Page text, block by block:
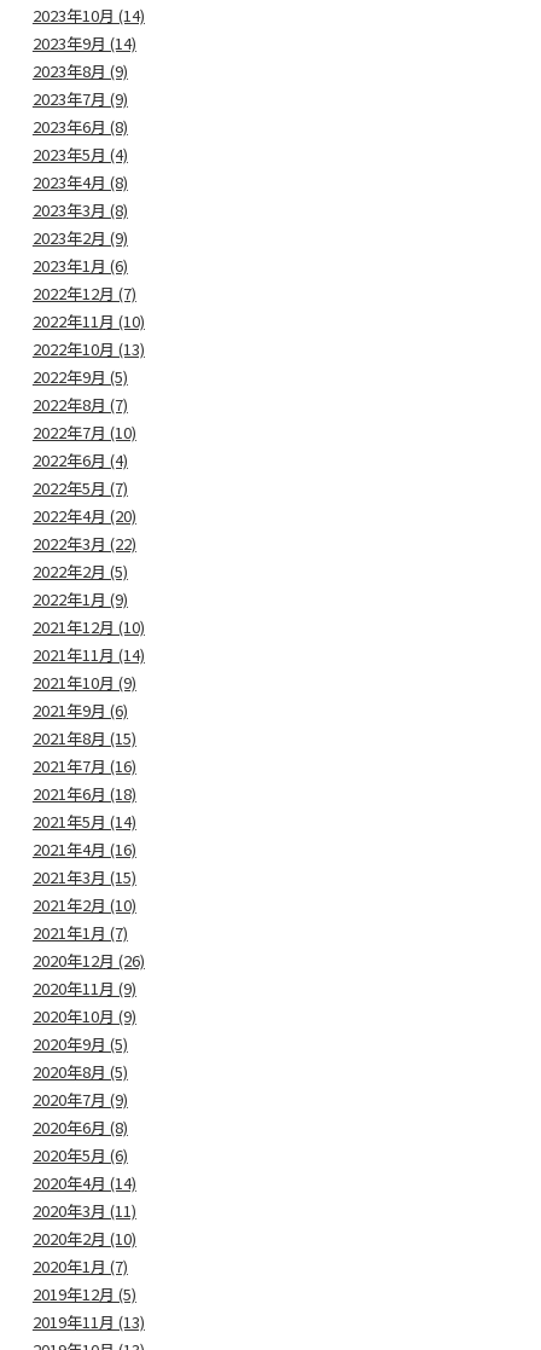
2023年10月 (14)
2023年9月 (14)
2023年8月 (9)
2023年7月 (9)
2023年6月 (8)
2023年5月 (4)
2023年4月 (8)
2023年3月 (8)
2023年2月 (9)
2023年1月 (6)
2022年12月 (7)
2022年11月 (10)
2022年10月 (13)
2022年9月 (5)
2022年8月 (7)
2022年7月 (10)
2022年6月 (4)
2022年5月 (7)
2022年4月 (20)
2022年3月 (22)
2022年2月 (5)
2022年1月 (9)
2021年12月 (10)
2021年11月 (14)
2021年10月 (9)
2021年9月 (6)
2021年8月 (15)
2021年7月 (16)
2021年6月 (18)
2021年5月 (14)
2021年4月 (16)
2021年3月 (15)
2021年2月 (10)
2021年1月 (7)
2020年12月 (26)
2020年11月 (9)
2020年10月 (9)
2020年9月 (5)
2020年8月 (5)
2020年7月 (9)
2020年6月 (8)
2020年5月 (6)
2020年4月 (14)
2020年3月 (11)
2020年2月 (10)
2020年1月 (7)
2019年12月 (5)
2019年11月 (13)